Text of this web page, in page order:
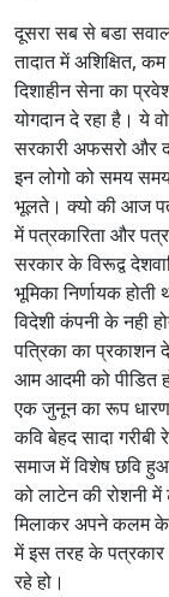
दूसरा सब से बडा
तादात में अशिक्षित,
दिशाहीन सेना का
योगदान दे रहा है। ये
सरकारी अफसरो और
इन लोगो को समय समय
भूलते। क्यो की आज
में पत्रकारिता और
सरकार के विरूद्व
भूमिका निर्णायक
विदेशी कंपनी के नही
पत्रिका का प्रकाशन
आम आदमी को
एक जुनून का रूप
कवि बेहद सादा
समाज में विशेष छवि
को लाटेन की रोशनी
मिलाकर अपने कलम के
में इस तरह के पत्रकार
रहे हो।